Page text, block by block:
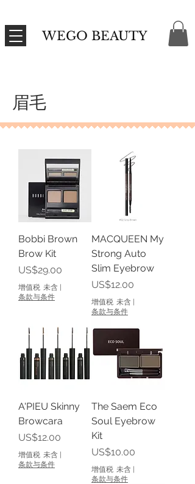
WEGO BEAUTY
眉毛
Bobbi Brown
Brow Kit
價格
US$29.00
增值税 未含 |
条款与条件
MACQUEEN My
Strong Auto
Slim Eyebrow
價格
US$12.00
增值税 未含 |
条款与条件
A'PIEU Skinny
Browcara
價格
US$12.00
增值税 未含 |
条款与条件
The Saem Eco
Soul Eyebrow
Kit
價格
US$10.00
增值税 未含 |
条款与条件